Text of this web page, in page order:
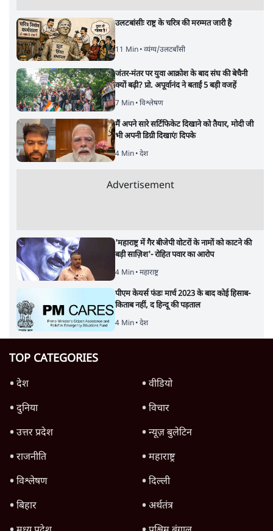
उलटबांसीः राष्ट्र के चरित्र की मरम्मत जारी है
11 Min• व्यंग्य/उलटबाँसी
जंतर-मंतर पर युवा आक्रोश के बाद संघ की बेचैनी
क्यों बढ़ी? प्रो. अपूर्वानंद ने बताईं 5 बड़ी वजहें
7 Min• विश्लेषण
मैं अपने सारे सर्टिफिकेट दिखाने को तैयार, मोदी जी
भी अपनी डिग्री दिखाएंः दिपके
4 Min• देश
Advertisement
'महाराष्ट्र में गैर बीजेपी वोटरों के नामों को काटने की
बड़ी साज़िश'- रोहित पवार का आरोप
4 Min• महाराष्ट्र
पीएम केयर्स फंडः मार्च 2023 के बाद कोई हिसाब-
किताब नहीं, द हिन्दू की पड़ताल
4 Min• देश
TOP CATEGORIES
देश
वीडियो
दुनिया
विचार
उत्तर प्रदेश
न्यूज़ बुलेटिन
राजनीति
महाराष्ट्र
विश्लेषण
दिल्ली
बिहार
अर्थतंत्र